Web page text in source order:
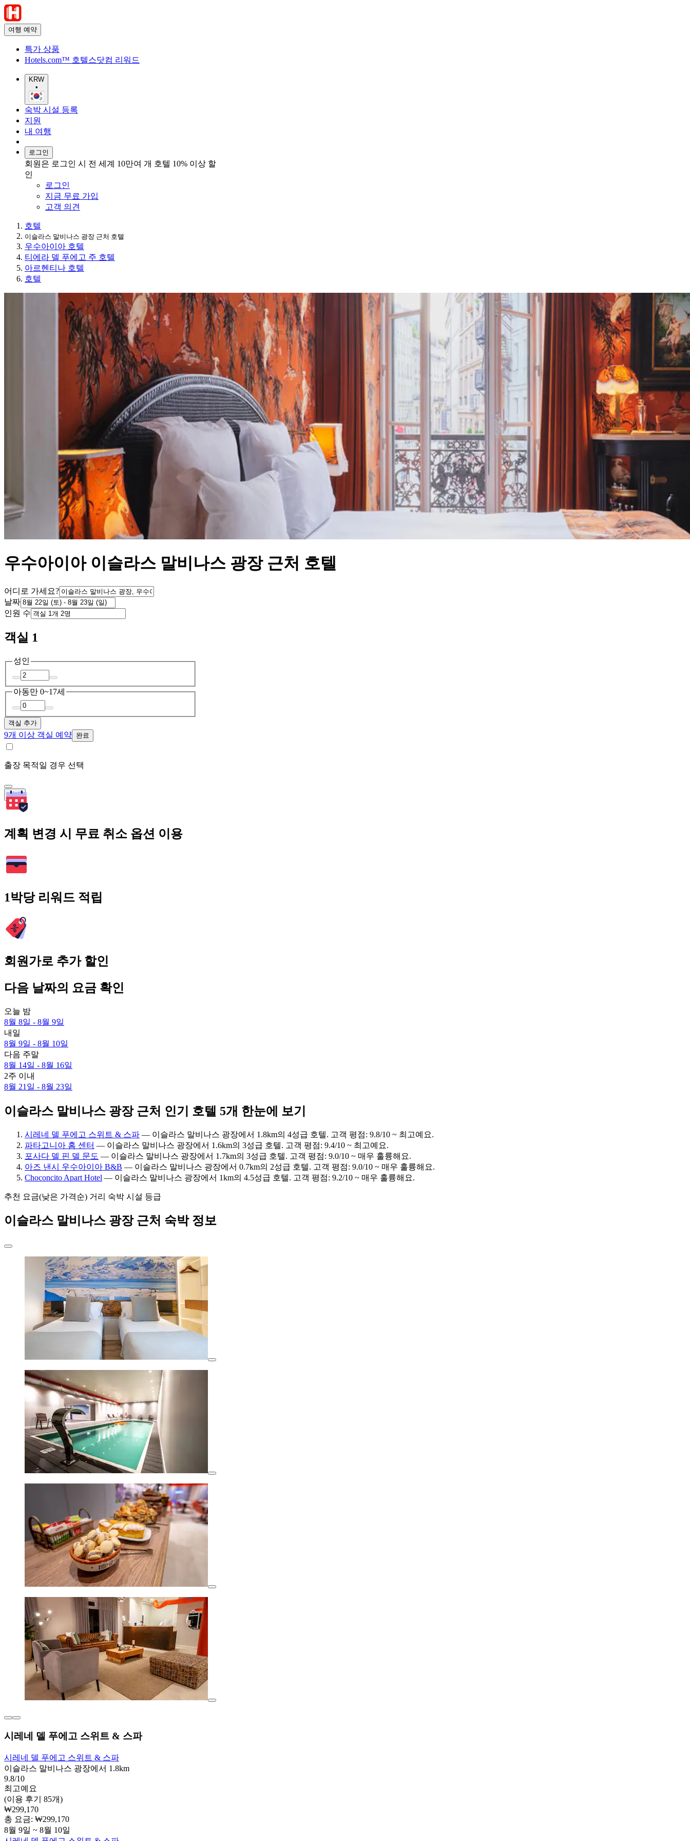
여행 예약
특가 상품
Hotels.com™ 호텔스닷컴 리워드
KRW
•
숙박 시설 등록
지원
내 여행
로그인
회원은 로그인 시 전 세계 10만여 개 호텔 10% 이상 할
인
로그인
지금 무료 가입
고객 의견
호텔
이슬라스 말비나스 광장 근처 호텔
우수아이아 호텔
티에라 델 푸에고 주 호텔
아르헨티나 호텔
호텔
우수아이아 이슬라스 말비나스 광장 근처 호텔
어디로 가세요?
날짜
인원 수
객실 1
성인
아동만 0~17세
객실 추가
9개 이상 객실 예약 완료
출장 목적일 경우 선택
검색
계획 변경 시 무료 취소 옵션 이용
1박당 리워드 적립
회원가로 추가 할인
다음 날짜의 요금 확인
오늘 밤
8월 8일 - 8월 9일
내일
8월 9일 - 8월 10일
다음 주말
8월 14일 - 8월 16일
2주 이내
8월 21일 - 8월 23일
이슬라스 말비나스 광장 근처 인기 호텔 5개 한눈에 보기
시레네 델 푸에고 스위트 & 스파 — 이슬라스 말비나스 광장에서 1.8km의 4성급 호텔. 고객 평점: 9.8/10 ~ 최고예요.
파타고니아 홈 센터 — 이슬라스 말비나스 광장에서 1.6km의 3성급 호텔. 고객 평점: 9.4/10 ~ 최고예요.
포사다 델 핀 델 문도 — 이슬라스 말비나스 광장에서 1.7km의 3성급 호텔. 고객 평점: 9.0/10 ~ 매우 훌륭해요.
아즈 낸시 우수아이아 B&B — 이슬라스 말비나스 광장에서 0.7km의 2성급 호텔. 고객 평점: 9.0/10 ~ 매우 훌륭해요.
Choconcito Apart Hotel — 이슬라스 말비나스 광장에서 1km의 4.5성급 호텔. 고객 평점: 9.2/10 ~ 매우 훌륭해요.
추천 요금(낮은 가격순) 거리 숙박 시설 등급
이슬라스 말비나스 광장 근처 숙박 정보
시레네 델 푸에고 스위트 & 스파
시레네 델 푸에고 스위트 & 스파
이슬라스 말비나스 광장에서 1.8km
9.8/10
최고예요
(이용 후기 85개)
₩299,170
총 요금: ₩299,170
8월 9일 ~ 8월 10일